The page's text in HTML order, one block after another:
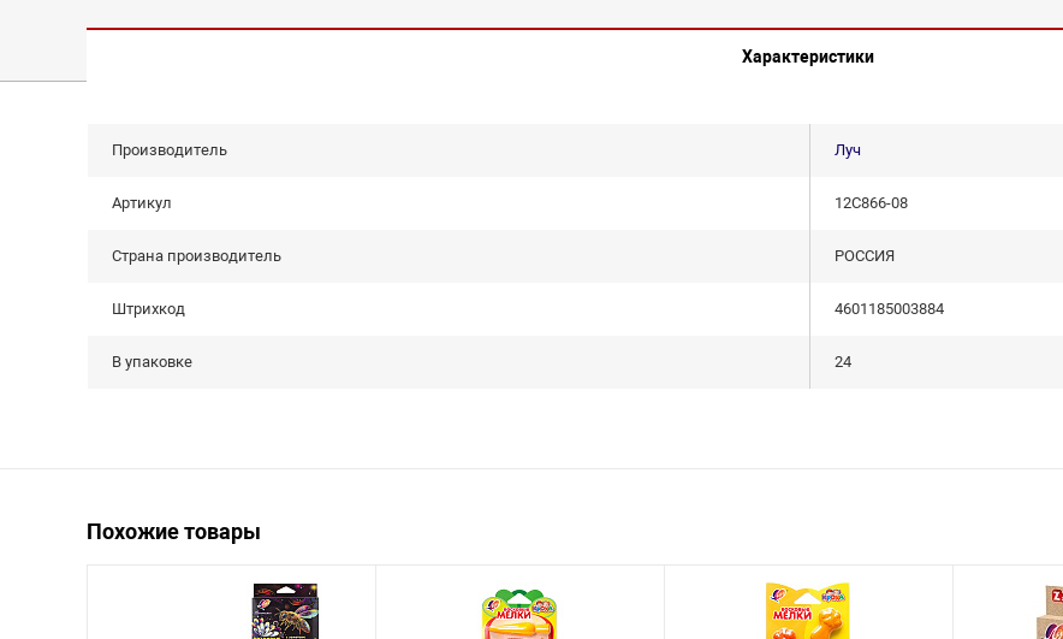
Характеристики
Производитель Луч
Артикул 12С866-08
Страна производитель РОССИЯ
Штрихкод 4601185003884
В упаковке 24
Похожие товары